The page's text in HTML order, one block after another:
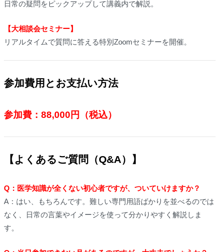
日常の疑問をピックアップして講義内で解説。
【大相談会セミナー】
リアルタイムで質問に答える特別Zoomセミナーを開催。
参加費用とお支払い方法
参加費：88,000円（税込）
【よくあるご質問（Q&A）】
Q：医学知識が全くない初心者ですが、ついていけますか？
A：はい、もちろんです。難しい専門用語ばかりを並べるのでは
なく、日常の言葉やイメージを使って分かりやすく解説しま
す。